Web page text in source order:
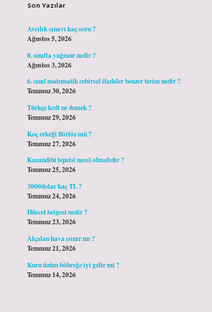
Son Yazılar
Avcılık sınavı kaç soru ?
Ağustos 5, 2026
8. sınıfta yağmur nedir ?
Ağustos 3, 2026
6. sınıf matematik cebirsel ifadeler benzer terim nedir ?
Temmuz 30, 2026
Türkçe kedi ne demek ?
Temmuz 29, 2026
Koç erkeği flörtöz mü ?
Temmuz 27, 2026
Kazandibi tepsisi nasıl olmalıdır ?
Temmuz 25, 2026
3000dolar kaç TL ?
Temmuz 24, 2026
Hüccet belgesi nedir ?
Temmuz 23, 2026
Alçalan hava ısınır mı ?
Temmuz 21, 2026
Kuru üzüm böbreğe iyi gelir mi ?
Temmuz 14, 2026